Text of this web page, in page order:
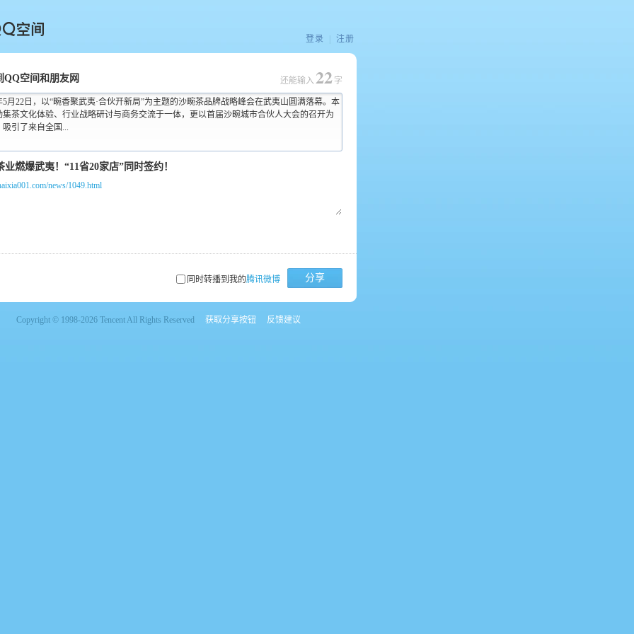
间
登录 注册
QQ空间和朋友网
5月22日，以“畹香聚武夷·合伙开新局”为主题的沙畹茶品牌战略峰会在武夷山圆满落幕。本
集茶文化体验、行业战略研讨与商务交流于一体，更以首届沙畹城市合伙人大会的召开为
吸引了来自全国...
还能输入 22 字
news/1049.html
同时转播到我的腾讯微博 分享
Copyright © 1998-2026 Tencent All Rights Reserved 获取分享按钮 反馈建议